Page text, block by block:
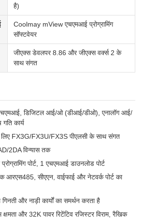
है)
Coolmay mView एचएमआई प्रोग्रामिंग
सॉफ्टवेयर
जीएक्स डेवलपर 8.86 और जीएक्स वर्क्स 2 के
साथ संगत
डिजिटल आई/ओ (डीआई/डीओ), एनालॉग आई/
कार्य
FX3G/FX3U/FX3S पीएलसी के साथ संगत
2DA विन्यास तक
पोर्ट, 1 एचएमआई डाउनलोड पोर्ट
आरएस485, सीएएन, वाईफाई और नेटवर्क पोर्ट का
और नाड़ी कार्यों का समर्थन करता है
क्षमता और 32K पावर रिटेंटिव रजिस्टर विराम, रैखिक